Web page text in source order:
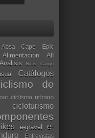
Absa Cape Epic
Alimentación
All
Análisis Bicis Cargo
Catálogos
de
ciclismo urbano
cicloturismo
e-gravel
e-
Entrevistas